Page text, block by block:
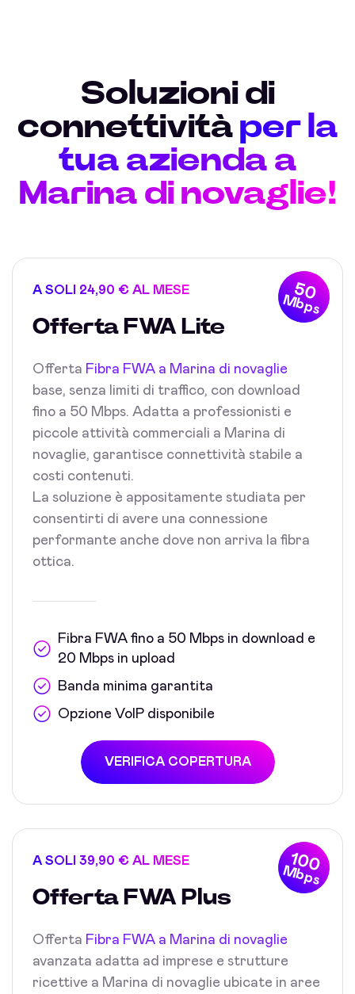
Soluzioni di
connettività per la
tua azienda a
Marina di novaglie!
50
Mbps
A SOLI 24,90 € AL MESE
Offerta FWA Lite
Offerta Fibra FWA a Marina di novaglie
base, senza limiti di traffico, con download
fino a 50 Mbps. Adatta a professionisti e
piccole attività commerciali a Marina di
novaglie, garantisce connettività stabile a
costi contenuti.
La soluzione è appositamente studiata per
consentirti di avere una connessione
performante anche dove non arriva la fibra
ottica.
Fibra FWA fino a 50 Mbps in download e
20 Mbps in upload
Banda minima garantita
Opzione VoIP disponibile
VERIFICA COPERTURA
100
Mbps
A SOLI 39,90 € AL MESE
Offerta FWA Plus
Offerta Fibra FWA a Marina di novaglie
avanzata adatta ad imprese e strutture
ricettive a Marina di novaglie ubicate in aree